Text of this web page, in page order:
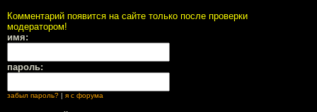
Комментарий появится на сайте только после проверки
модератором!
имя:
пароль:
забыл пароль? | я с форума